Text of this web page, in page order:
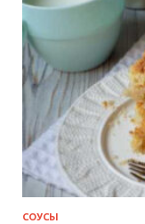
СОУСЫ